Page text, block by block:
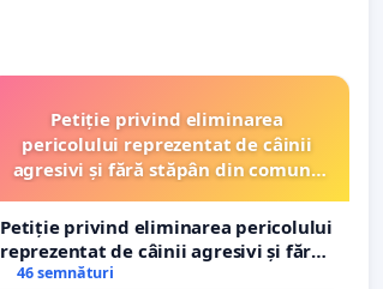
Petiție privind eliminarea
pericolului reprezentat de câinii
agresivi și fără stăpân din comuna
Petiție privind eliminarea pericolului
reprezentat de câinii agresivi și fără
stăpân din comuna Tunari
46 semnături